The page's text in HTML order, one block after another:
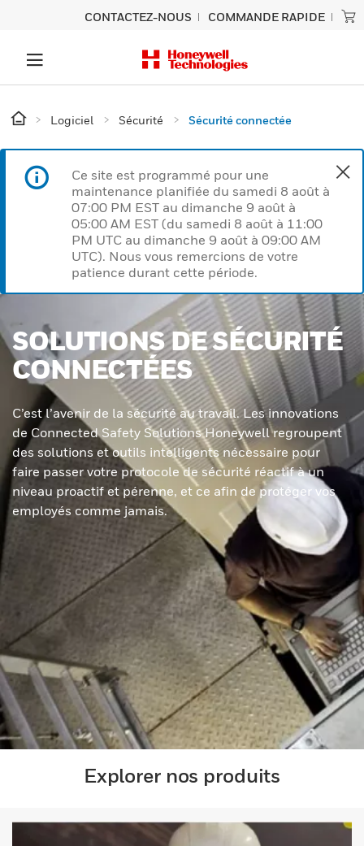
CONTACTEZ-NOUS COMMANDE RAPIDE
Logiciel Sécurité Sécurité connectée
Ce site est programmé pour une
maintenance planifiée du samedi 8 août à
07:00 PM EST au dimanche 9 août à
05:00 AM EST (du samedi 8 août à 11:00
PM UTC au dimanche 9 août à 09:00 AM
UTC). Nous vous remercions de votre
patience durant cette période.
SOLUTIONS DE SÉCURITÉ
CONNECTÉES
C’est l’avenir de la sécurité au travail. Les innovations
de Connected Safety Solutions Honeywell regroupent
des solutions et outils intelligents nécessaire pour
faire passer votre protocole de sécurité réactif à un
niveau proactif et pérenne, et ce afin de protéger vos
employés comme jamais.
Explorer nos produits